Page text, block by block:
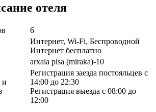
отеля
6
Интернет, Wi-Fi, Беспроводной
Интернет бесплатно
arxaia pisa (miraka)-10
и
Регистрация заезда постояльцев с
14:00 до 22:30
Регистрация выезда с 08:00 до
12:00